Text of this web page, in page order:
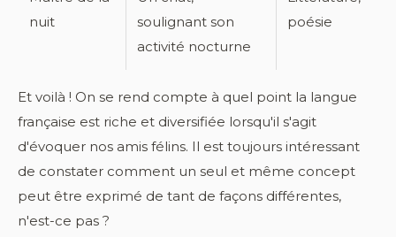
nuit
soulignant son
activité nocturne
poésie
Et voilà ! On se rend compte à quel point la langue
française est riche et diversifiée lorsqu'il s'agit
d'évoquer nos amis félins. Il est toujours intéressant
de constater comment un seul et même concept
peut être exprimé de tant de façons différentes,
n'est-ce pas ?